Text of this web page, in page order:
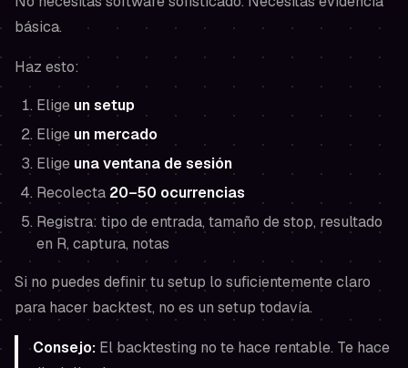
básica.
Haz esto:
Elige un setup
Elige un mercado
Elige una ventana de sesión
Recolecta 20–50 ocurrencias
Registra: tipo de entrada, tamaño de stop, resultado
en R, captura, notas
Si no puedes definir tu setup lo suficientemente claro
para hacer backtest, no es un setup todavía.
Consejo: El backtesting no te hace rentable. Te hace